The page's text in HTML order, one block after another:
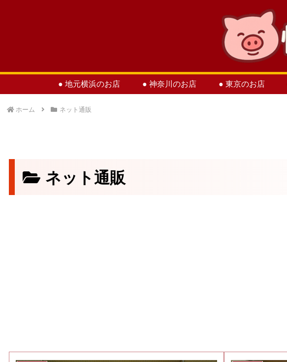
● 地元横浜のお店 ● 神奈川のお店 ● 東京のお店
ホーム ネット通販
ネット通販